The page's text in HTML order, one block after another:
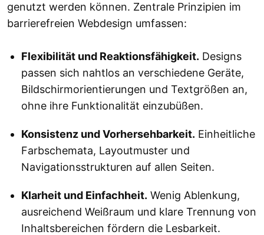
genutzt werden können. Zentrale Prinzipien im
barrierefreien Webdesign umfassen:
Flexibilität und Reaktionsfähigkeit. Designs
passen sich nahtlos an verschiedene Geräte,
Bildschirmorientierungen und Textgrößen an,
ohne ihre Funktionalität einzubüßen.
Konsistenz und Vorhersehbarkeit. Einheitliche
Farbschemata, Layoutmuster und
Navigationsstrukturen auf allen Seiten.
Klarheit und Einfachheit. Wenig Ablenkung,
ausreichend Weißraum und klare Trennung von
Inhaltsbereichen fördern die Lesbarkeit.